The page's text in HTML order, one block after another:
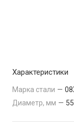
Характеристики
Марка стали —
Диаметр, мм — 55